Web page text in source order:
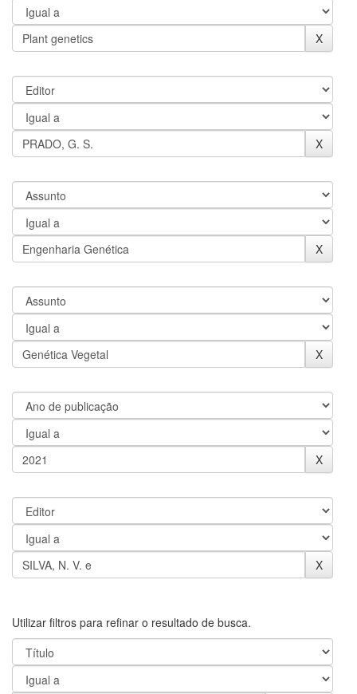
Utilizar filtros para refinar o resultado de busca.